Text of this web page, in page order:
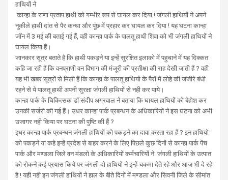
हाथियों ने
कान्हा के राणा प्रताप हाथी को गम्भीर रूप से घायल कर दिया ! जंगली हाथियों ने अपने
नुकीले हाथी दांत से पैर कन्धा और पूंछ में प्रहार कर घायल कर दिया ! यह घटना कान्हा
जॉन में 3 मई की बताई गई हैं, वही कान्हा पार्क के पालतू हाथी शिवा को भी जंगली हाथियों ने
घायल किया हैं।
जानकार सूत्र बताते है कि हाथी पकड़ने या इन्हें सुरक्षित इलाको में पहुचाने में यह दिक्कत
कहि जा रही हैं कि वनप्राणी वन विभाग की मंजूरी की प्रतीक्षा की राह देखी जाती हैं ? वही
यह भी खबर सूत्रों से मिली हैं कि कान्हा के पालतू हाथियो के पैरों में लोहे की जंजीरे बंधी
रहने से ये पालतू हाथी अपनी सुरक्षा जंगली हाथियों से नही कर पाये।
कान्हा पार्क के चिकित्सक डॉ संदीप अग्रवाल ने बताया कि घायल हाथियों को बेहोश कर
उनकी सर्जरी की गई हैं। उधर कान्हा पार्क प्रबन्धन के अधिकारियों ने इस घटना को अभी
उजागर नही किया पर घटना की पुष्टि की हैं ?
इधर कान्हा पार्क प्रबन्धन जंगली हाथियों को पकड़ने का दावा करता रहा हैं ? इन हाथियो
को पकड़ने या कहे इन्हें प्रदेश से बाहर करने के लिए पिछले कुछ दिनों से कान्हा पार्क पेंच
पार्क और मण्डला जिले वन मंडलो के अधिकारियों कर्मचारियों ने जंगली हाथियों के उत्पात
को रोकने कई प्रयास किये पर जंगली दो हाथियों ने इन्हें चकमा देते रहे और आज भी दे रहे
है ! यही नही इन जंगली हाथियों ने हाल के बीते दिनों में मण्डला और सिवनी जिले के सीमांत